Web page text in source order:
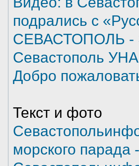
подрались с
СЕВАСТОПОЛЬ
Севастополь
Добро
Текст и фото
морского парада